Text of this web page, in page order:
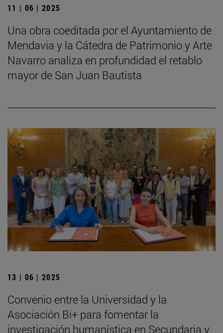
11 | 06 | 2025
Una obra coeditada por el Ayuntamiento de
Mendavia y la Cátedra de Patrimonio y Arte
Navarro analiza en profundidad el retablo
mayor de San Juan Bautista
13 | 06 | 2025
Convenio entre la Universidad y la
Asociación Bi+ para fomentar la
investigación humanística en Secundaria y